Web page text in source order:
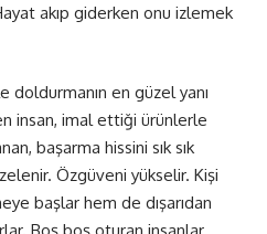
akıp giderken onu izlemek
doldurmanın en güzel yanı
insan, imal ettiği ürünlerle
başarma hissini sık sık
Özgüveni yükselir. Kişi
başlar hem de dışarıdan